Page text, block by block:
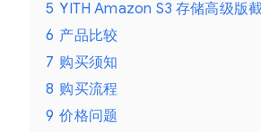
5 YITH Amazon S3 存储高级版
6 产品比较
7 购买须知
8 购买流程
9 价格问题